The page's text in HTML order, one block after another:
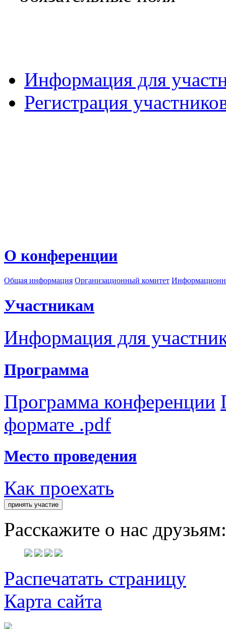
Информация для
Регистрация
О конференции
Общая информация Организационный комитет
Участникам
Информация для
Программа
Программа конференции
формате .pdf
Место проведения
Как проехать
Расскажите о нас друзьям:
Распечатать страницу
Карта сайта